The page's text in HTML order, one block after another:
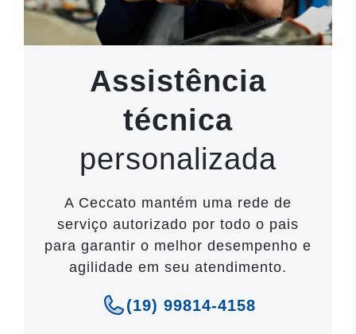
Assistência
técnica
personalizada
A Ceccato mantém uma rede de
serviço autorizado por todo o pais
para garantir o melhor desempenho e
agilidade em seu atendimento.
(19) 99814-4158